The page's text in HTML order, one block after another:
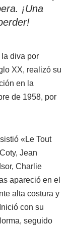
¡Una
diva por
XX, realizó su
en la
de 1958, por
«Le Tout
Jean
Charlie
apareció en el
alta costura y
con su
seguido